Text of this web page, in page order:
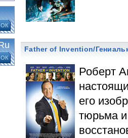
Father of Invention/
Роберт
его
тюрьма и
ОК
ОК